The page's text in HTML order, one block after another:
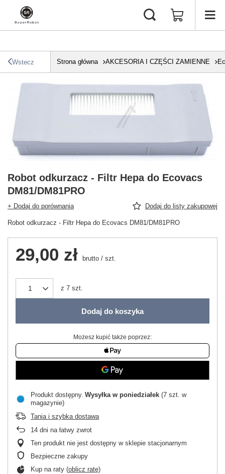
Wstecz Strona główna AKCESORIA I CZĘŚCI ZAMIENNE
Robot odkurzacz - Filtr Hepa do Ecovacs
DM81/DM81PRO
+ Dodaj do porównania Dodaj do listy zakupowej
Robot odkurzacz - Filtr Hepa do Ecovacs DM81/DM81PRO
29,00 zł brutto / szt.
z 7 szt.
Dodaj do koszyka
Możesz kupić także poprzez:
Produkt dostępny Wysyłka w poniedziałek (7 szt. w
magazynie)
Tania i szybka dostawa
14 dni na łatwy zwrot
Ten produkt nie jest dostępny w sklepie stacjonarnym
Bezpieczne zakupy
Kup na raty (oblicz ratę)